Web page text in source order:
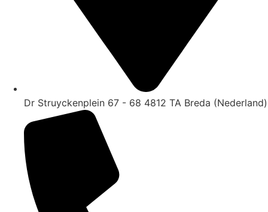
Dr Struyckenplein 67 - 68 4812 TA Breda (Nederland)